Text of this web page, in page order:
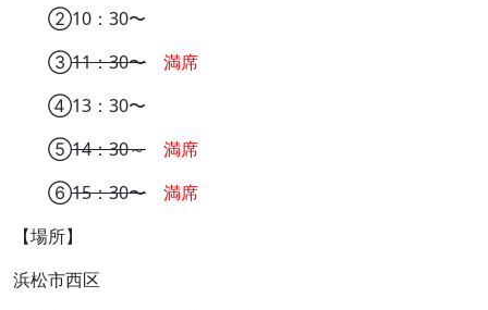
②10：30〜
③11：30〜
満席
④13：30〜
⑤14：30～
満席
⑥15：30〜
満席
【場所】
浜松市西区